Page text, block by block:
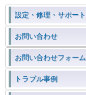
設定・修理・サポート
お問い合わせ
お問い合わせフォーム
トラブル事例